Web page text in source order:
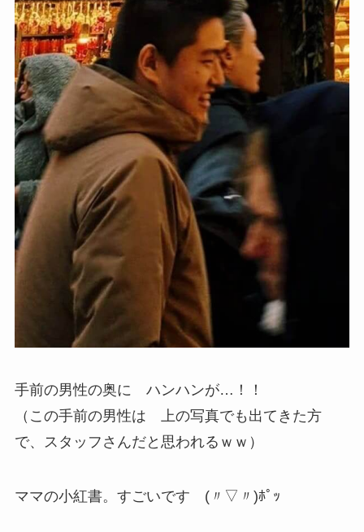
手前の男性の奥に ハンハンが…！！
（この手前の男性は 上の写真でも出てきた方
で、スタッフさんだと思われるｗｗ）
ママの小紅書。すごいです (〃▽〃)ﾎﾟｯ